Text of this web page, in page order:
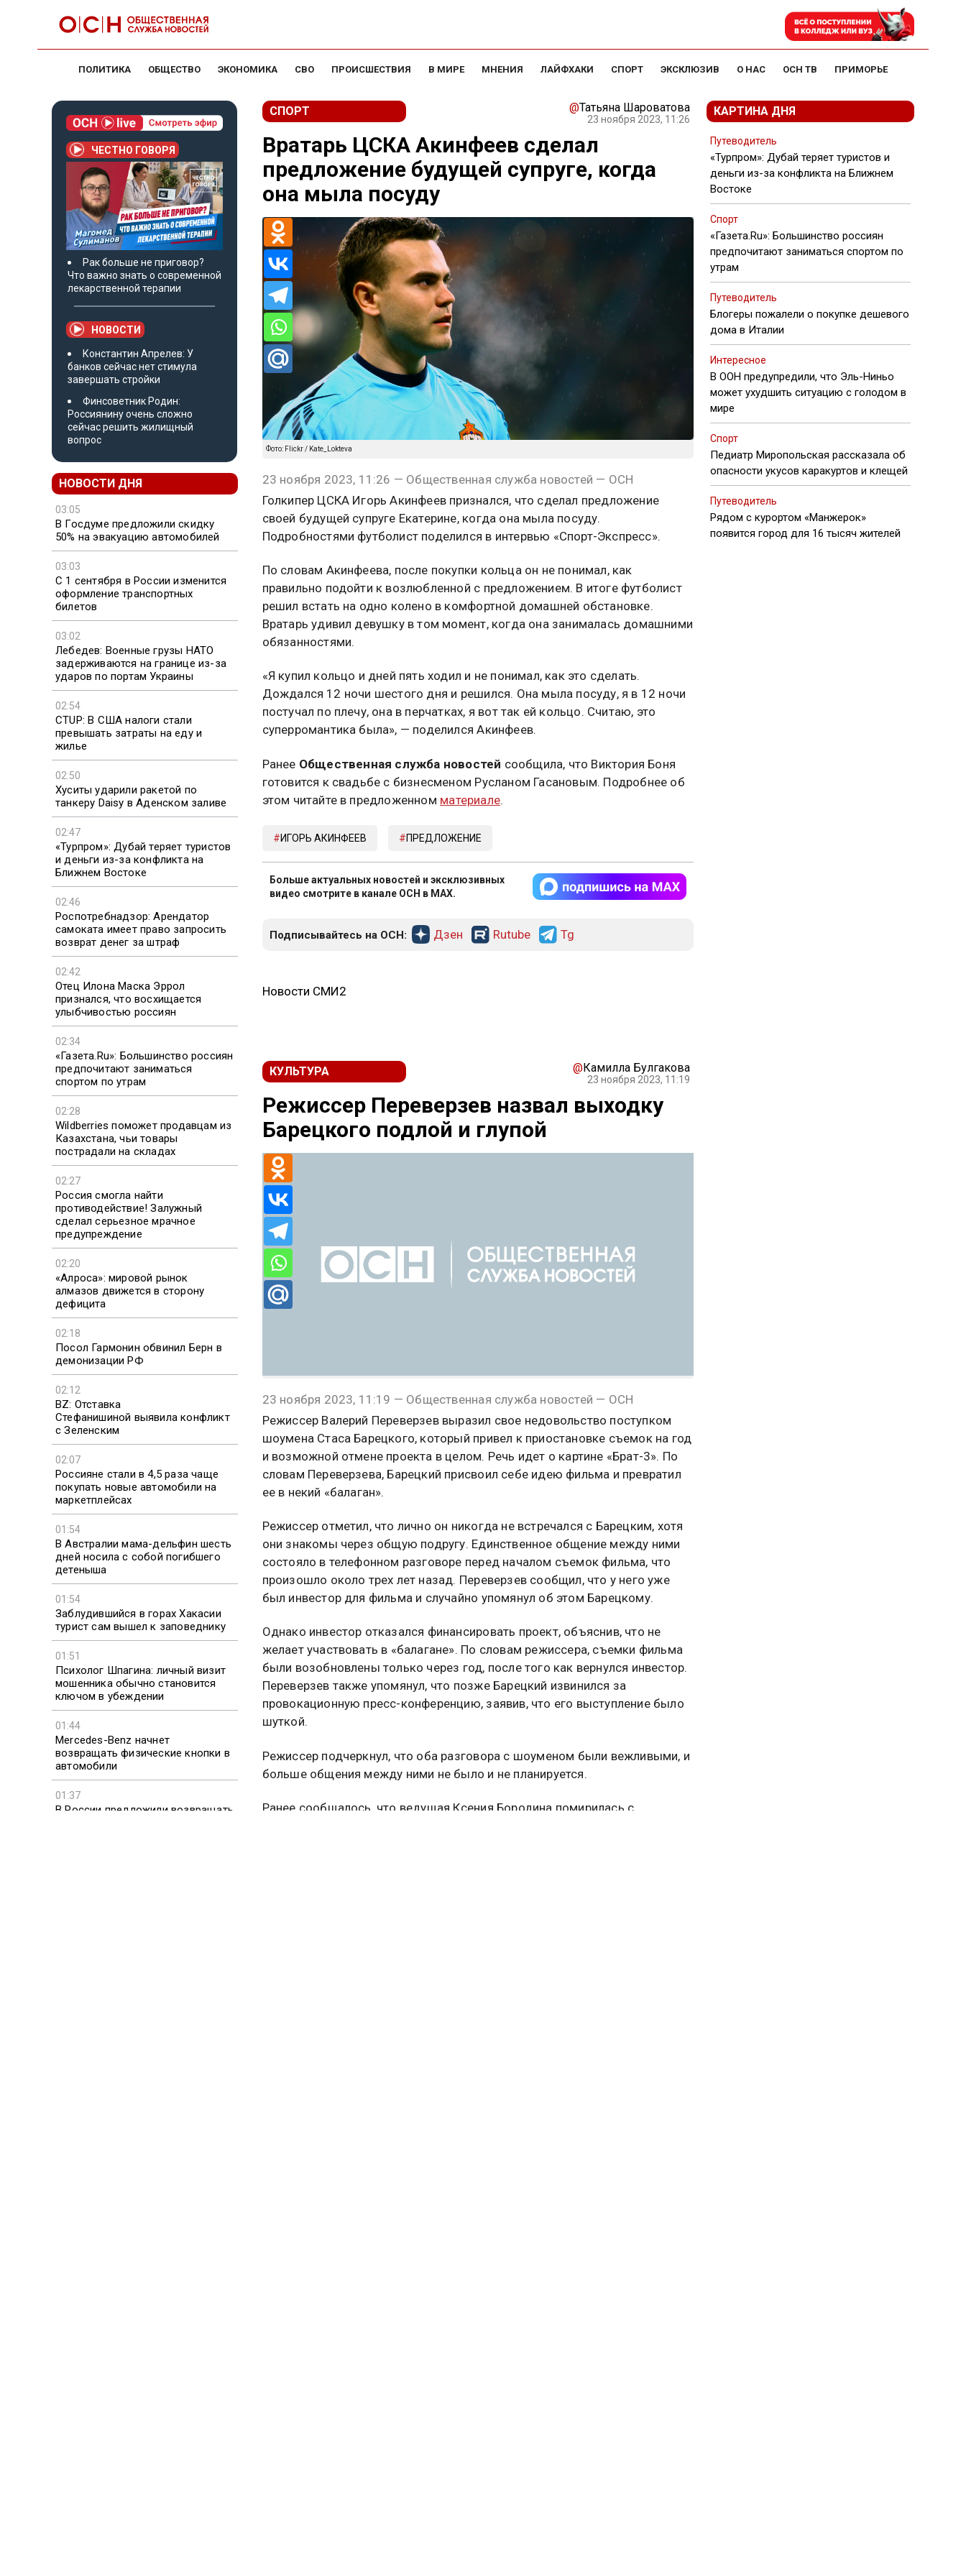
ПОЛИТИКА ОБЩЕСТВО ЭКОНОМИКА СВО ПРОИСШЕСТВИЯ В МИРЕ МНЕНИЯ ЛАЙФХАКИ СПОРТ ЭКСКЛЮЗИВ О НАС ОСН ТВ ПРИМОРЬЕ
ЧЕСТНО ГОВОРЯ
Рак больше не приговор?
Что важно знать о современной
лекарственной терапии
НОВОСТИ
Константин Апрелев: У
банков сейчас нет стимула
завершать стройки
Финсоветник Родин:
Россиянину очень сложно
сейчас решить жилищный
вопрос
НОВОСТИ ДНЯ
03:05
В Госдуме предложили скидку
50% на эвакуацию автомобилей
03:03
С 1 сентября в России изменится
оформление транспортных
билетов
03:02
Лебедев: Военные грузы НАТО
задерживаются на границе из-за
ударов по портам Украины
02:54
CTUP: В США налоги стали
превышать затраты на еду и
жилье
02:50
Хуситы ударили ракетой по
танкеру Daisy в Аденском заливе
02:47
«Турпром»: Дубай теряет туристов
и деньги из-за конфликта на
Ближнем Востоке
02:46
Роспотребнадзор: Арендатор
самоката имеет право запросить
возврат денег за штраф
02:42
Отец Илона Маска Эррол
признался, что восхищается
улыбчивостью россиян
02:34
«Газета.Ru»: Большинство россиян
предпочитают заниматься
спортом по утрам
02:28
Wildberries поможет продавцам из
Казахстана, чьи товары
пострадали на складах
02:27
Россия смогла найти
противодействие! Залужный
сделал серьезное мрачное
предупреждение
02:20
«Алроса»: мировой рынок
алмазов движется в сторону
дефицита
02:18
Посол Гармонин обвинил Берн в
демонизации РФ
02:12
BZ: Отставка
Стефанишиной выявила конфликт
с Зеленским
02:07
Россияне стали в 4,5 раза чаще
покупать новые автомобили на
маркетплейсах
01:54
В Австралии мама-дельфин шесть
дней носила с собой погибшего
детеныша
01:54
Заблудившийся в горах Хакасии
турист сам вышел к заповеднику
01:51
Психолог Шпагина: личный визит
мошенника обычно становится
ключом в убеждении
01:44
Mercedes-Benz начнет
возвращать физические кнопки в
автомобили
01:37
В России предложили возвращать
СПОРТ @Татьяна Шароватова
23 ноября 2023, 11:26
Вратарь ЦСКА Акинфеев сделал
предложение будущей супруге, когда
она мыла посуду
Фото: Flickr / Kate_Lokteva
23 ноября 2023, 11:26 — Общественная служба новостей — ОСН
Голкипер ЦСКА Игорь Акинфеев признался, что сделал предложение
своей будущей супруге Екатерине, когда она мыла посуду.
Подробностями футболист поделился в интервью «Спорт-Экспресс».
По словам Акинфеева, после покупки кольца он не понимал, как
правильно подойти к возлюбленной с предложением. В итоге футболист
решил встать на одно колено в комфортной домашней обстановке.
Вратарь удивил девушку в том момент, когда она занималась домашними
обязанностями.
«Я купил кольцо и дней пять ходил и не понимал, как это сделать.
Дождался 12 ночи шестого дня и решился. Она мыла посуду, я в 12 ночи
постучал по плечу, она в перчатках, я вот так ей кольцо. Считаю, это
суперромантика была», — поделился Акинфеев.
Ранее Общественная служба новостей сообщила, что Виктория Боня
готовится к свадьбе с бизнесменом Русланом Гасановым. Подробнее об
этом читайте в предложенном материале.
ИГОРЬ АКИНФЕЕВ ПРЕДЛОЖЕНИЕ
Больше актуальных новостей и эксклюзивных
видео смотрите в канале ОСН в MAX.
Подписывайтесь на ОСН: Дзен Rutube Tg
Новости СМИ2
КУЛЬТУРА @Камилла Булгакова
23 ноября 2023, 11:19
Режиссер Переверзев назвал выходку
Барецкого подлой и глупой
23 ноября 2023, 11:19 — Общественная служба новостей — ОСН
Режиссер Валерий Переверзев выразил свое недовольство поступком
шоумена Стаса Барецкого, который привел к приостановке съемок на год
и возможной отмене проекта в целом. Речь идет о картине «Брат-3». По
словам Переверзева, Барецкий присвоил себе идею фильма и превратил
ее в некий «балаган».
Режиссер отметил, что лично он никогда не встречался с Барецким, хотя
они знакомы через общую подругу. Единственное общение между ними
состояло в телефонном разговоре перед началом съемок фильма, что
произошло около трех лет назад. Переверзев сообщил, что у него уже
был инвестор для фильма и случайно упомянул об этом Барецкому.
Однако инвестор отказался финансировать проект, объяснив, что не
желает участвовать в «балагане». По словам режиссера, съемки фильма
были возобновлены только через год, после того как вернулся инвестор.
Переверзев также упомянул, что позже Барецкий извинился за
провокационную пресс-конференцию, заявив, что его выступление было
шуткой.
Режиссер подчеркнул, что оба разговора с шоуменом были вежливыми, и
больше общения между ними не было и не планируется.
Ранее сообщалось, что ведущая Ксения Бородина помирилась с
КАРТИНА ДНЯ
Путеводитель
«Турпром»: Дубай теряет туристов и
деньги из-за конфликта на Ближнем
Востоке
Спорт
«Газета.Ru»: Большинство россиян
предпочитают заниматься спортом по
утрам
Путеводитель
Блогеры пожалели о покупке дешевого
дома в Италии
Интересное
В ООН предупредили, что Эль-Ниньо
может ухудшить ситуацию с голодом в
мире
Спорт
Педиатр Миропольская рассказала об
опасности укусов каракуртов и клещей
Путеводитель
Рядом с курортом «Манжерок»
появится город для 16 тысяч жителей